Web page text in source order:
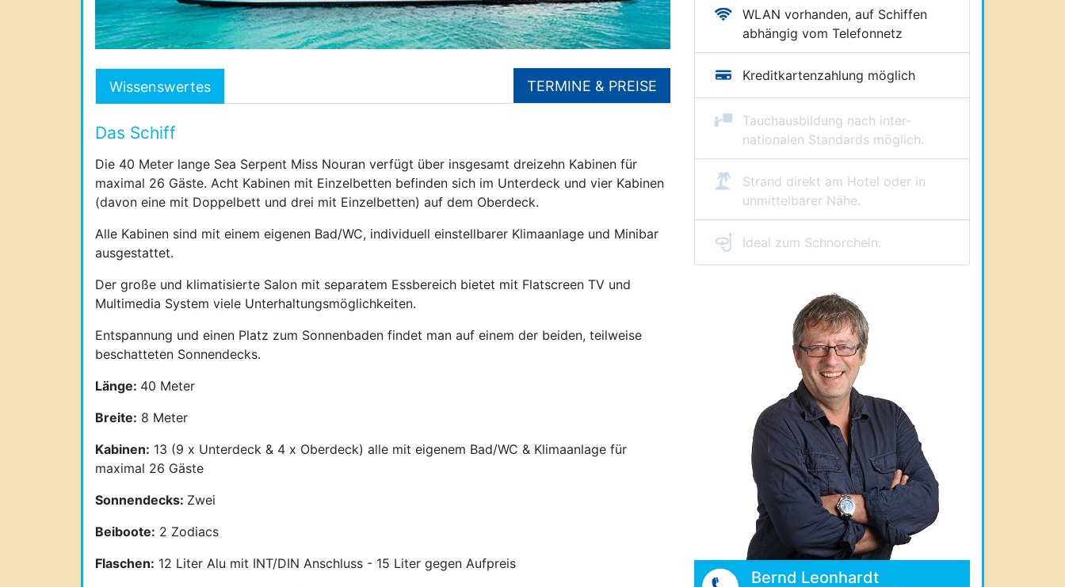
Wissenswertes TERMINE & PREISE
Das Schiff
Die 40 Meter lange Sea Serpent Miss Nouran verfügt über insgesamt dreizehn Kabinen für
maximal 26 Gäste. Acht Kabinen mit Einzelbetten befinden sich im Unterdeck und vier Kabinen
(davon eine mit Doppelbett und drei mit Einzelbetten) auf dem Oberdeck.
Alle Kabinen sind mit einem eigenen Bad/WC, individuell einstellbarer Klimaanlage und Minibar
ausgestattet.
Der große und klimatisierte Salon mit separatem Essbereich bietet mit Flatscreen TV und
Multimedia System viele Unterhaltungsmöglichkeiten.
Entspannung und einen Platz zum Sonnenbaden findet man auf einem der beiden, teilweise
beschatteten Sonnendecks.
Länge: 40 Meter
Breite: 8 Meter
Kabinen: 13 (9 x Unterdeck & 4 x Oberdeck) alle mit eigenem Bad/WC & Klimaanlage für
maximal 26 Gäste
Sonnendecks: Zwei
Beiboote: 2 Zodiacs
Flaschen: 12 Liter Alu mit INT/DIN Anschluss - 15 Liter gegen Aufpreis
WLAN vorhanden, auf Schiffen
abhängig vom Telefonnetz
Kreditkartenzahlung möglich
Tauchausbildung nach inter­
nationalen Standards möglich.
Strand direkt am Hotel oder in
unmittelbarer Nähe.
Ideal zum Schnorcheln.
Bernd Leonhardt